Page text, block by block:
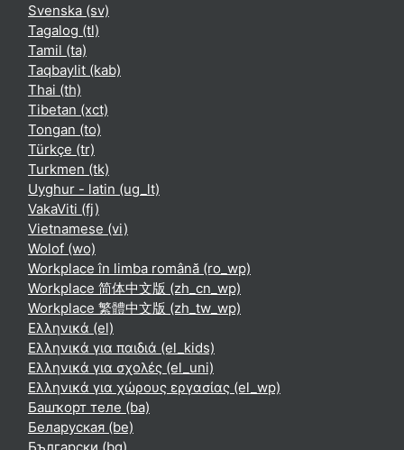
Svenska ‎(sv)‎
Tagalog ‎(tl)‎
Tamil ‎(ta)‎
Taqbaylit ‎(kab)‎
Thai ‎(th)‎
Tibetan ‎(xct)‎
Tongan ‎(to)‎
Türkçe ‎(tr)‎
Turkmen ‎(tk)‎
Uyghur - latin ‎(ug_lt)‎
VakaViti ‎(fj)‎
Vietnamese ‎(vi)‎
Wolof ‎(wo)‎
Workplace în limba română ‎(ro_wp)‎
Workplace 简体中文版 ‎(zh_cn_wp)‎
Workplace 繁體中文版 ‎(zh_tw_wp)‎
Ελληνικά ‎(el)‎
Ελληνικά για παιδιά ‎(el_kids)‎
Ελληνικά για σχολές ‎(el_uni)‎
Ελληνικά για χώρους εργασίας ‎(el_wp)‎
Башҡорт теле ‎(ba)‎
Беларуская ‎(be)‎